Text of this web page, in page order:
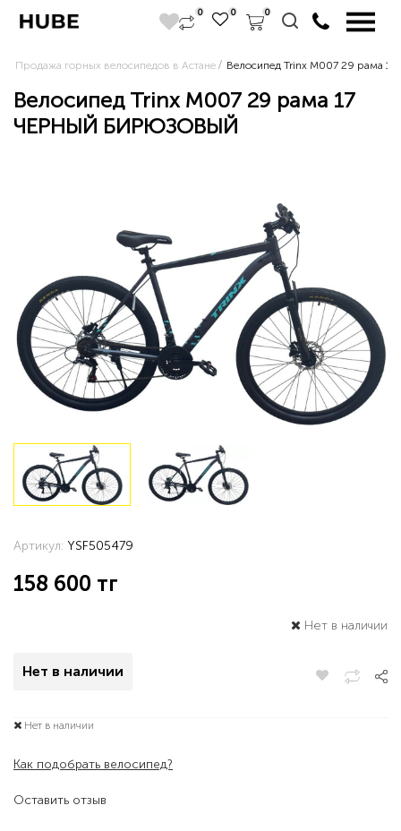
0 0 0
Продажа горных велосипедов в Астане Велосипед Trinx M007 29 рама
Велосипед Trinx M007 29 рама 17
ЧЕРНЫЙ БИРЮЗОВЫЙ
Оставить отзыв
Артикул: YSF505479
158 600 тг
Нет в наличии
Нет в наличии
Нет в наличии
Как подобрать велосипед?